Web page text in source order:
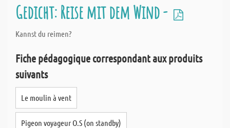
Gedicht: Reise mit dem Wind -
Kannst du reimen?
Fiche pédagogique correspondant aux produits
suivants
Le moulin à vent
Pigeon voyageur O.S (on standby)